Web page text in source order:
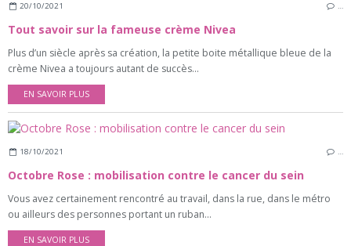
20/10/2021 …
Tout savoir sur la fameuse crème Nivea
Plus d’un siècle après sa création, la petite boite métallique bleue de la
crème Nivea a toujours autant de succès...
EN SAVOIR PLUS
18/10/2021 …
Octobre Rose : mobilisation contre le cancer du sein
Vous avez certainement rencontré au travail, dans la rue, dans le métro
ou ailleurs des personnes portant un ruban...
EN SAVOIR PLUS